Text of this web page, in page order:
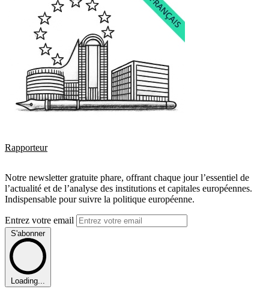
Rapporteur
Notre newsletter gratuite phare, offrant chaque jour l’essentiel de
l’actualité et de l’analyse des institutions et capitales européennes.
Indispensable pour suivre la politique européenne.
Entrez votre email
S'abonner
Loading...